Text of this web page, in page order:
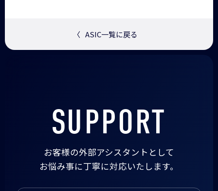
〈 ASIC一覧に戻る
SUPPORT
お客様の外部アシスタントとして
お悩み事に丁寧に対応いたします。